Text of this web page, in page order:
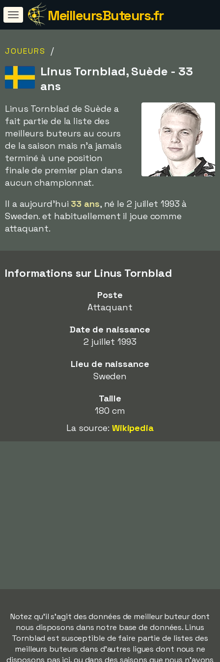
MeilleursButeurs.fr
JOUEURS /
Linus Tornblad, Suède - 33
ans
Linus Tornblad de Suède a
fait partie de la liste des
meilleurs buteurs au cours
de la saison mais n'a jamais
terminé à une position
finale de premier plan dans
aucun championnat.
Il a aujourd'hui 33 ans, né le 2 juillet 1993 à
Sweden. et habituellement il joue comme
attaquant.
Informations sur Linus Tornblad
Poste
Attaquant
Date de naissance
2 juillet 1993
Lieu de naissance
Sweden
Taille
180 cm
La source: Wikipedia
Notez qu'il s'agit des données de meilleur buteur dont
nous disposons dans notre base de données. Linus
Tornblad est susceptible de faire partie de listes des
meilleurs buteurs dans d'autres ligues dont nous ne
disposons pas ici, ou dans des saisons que nous n'avons